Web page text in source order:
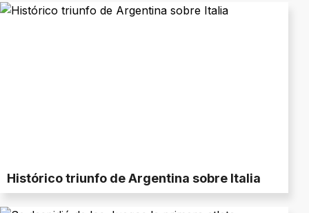
Histórico triunfo de Argentina sobre Italia